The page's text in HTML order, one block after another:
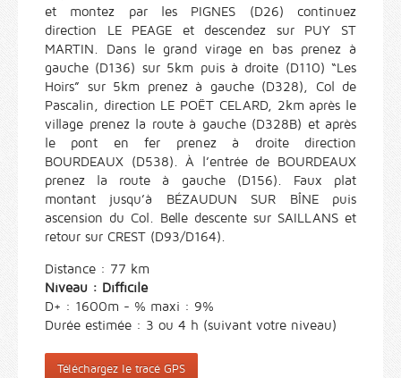
et montez par les PIGNES (D26) continuez
direction LE PEAGE et descendez sur PUY ST
MARTIN. Dans le grand virage en bas prenez à
gauche (D136) sur 5km puis à droite (D110) “Les
Hoirs” sur 5km prenez à gauche (D328), Col de
Pascalin, direction LE POËT CELARD, 2km après le
village prenez la route à gauche (D328B) et après
le pont en fer prenez à droite direction
BOURDEAUX (D538). À l’entrée de BOURDEAUX
prenez la route à gauche (D156). Faux plat
montant jusqu’à BÉZAUDUN SUR BÎNE puis
ascension du Col. Belle descente sur SAILLANS et
retour sur CREST (D93/D164).
Distance : 77 km
Niveau : Difficile
D+ : 1600m - % maxi : 9%
Durée estimée : 3 ou 4 h (suivant votre niveau)
Téléchargez le tracé GPS